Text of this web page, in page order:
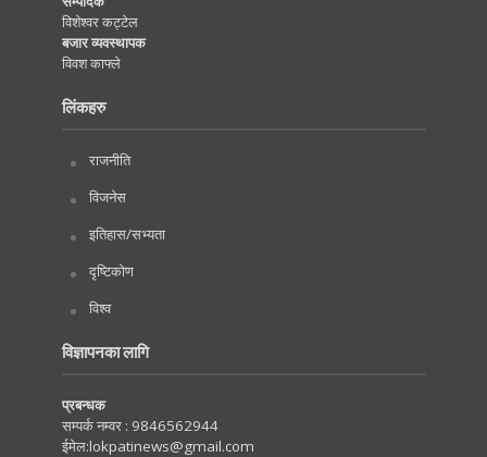
विशेश्वर कट्टेल
बजार व्यवस्थापक
विवश काफ्ले
लिंकहरु
राजनीति
विजनेस
इतिहास/सभ्यता
दृष्टिकोण
विश्व
विज्ञापनका लागि
प्रबन्धक
सम्पर्क नम्वर : 9846562944
ईमेल:lokpatinews@gmail.com